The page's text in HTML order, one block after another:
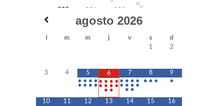
agosto 2026
m m j v s
d
1
2
3 4
5
• • • •
• • • •
6
• • • •
• • • •
• •
7
• • • •
• • • •
• •
8
• • •
9
•
10
11
12
13
14
15
16